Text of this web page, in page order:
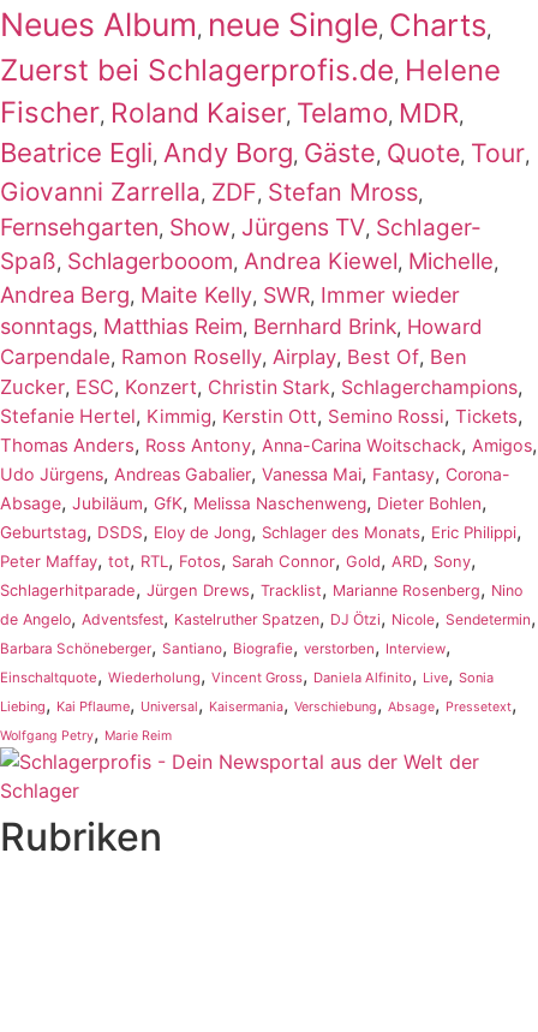
Neues Album, neue Single, Charts,
Zuerst bei Schlagerprofis.de, Helene
Fischer, Roland Kaiser, Telamo, MDR,
Beatrice Egli, Andy Borg, Gäste, Quote, Tour,
Giovanni Zarrella, ZDF, Stefan Mross,
Fernsehgarten, Show, Jürgens TV, Schlager-
Spaß, Schlagerbooom, Andrea Kiewel, Michelle,
Andrea Berg, Maite Kelly, SWR, Immer wieder
sonntags, Matthias Reim, Bernhard Brink, Howard
Carpendale, Ramon Roselly, Airplay, Best Of, Ben
Zucker, ESC, Konzert, Christin Stark, Schlagerchampions,
Stefanie Hertel, Kimmig, Kerstin Ott, Semino Rossi, Tickets,
Thomas Anders, Ross Antony, Anna-Carina Woitschack, Amigos,
Udo Jürgens, Andreas Gabalier, Vanessa Mai, Fantasy, Corona-
Absage, Jubiläum, GfK, Melissa Naschenweng, Dieter Bohlen,
Geburtstag, DSDS, Eloy de Jong, Schlager des Monats, Eric Philippi,
Peter Maffay, tot, RTL , Fotos, Sarah Connor, Gold, ARD, Sony,
Schlagerhitparade, Jürgen Drews, Tracklist, Marianne Rosenberg, Nino
de Angelo, Adventsfest, Kastelruther Spatzen, DJ Ötzi, Nicole, Sendetermin,
Barbara Schöneberger, Santiano, Biografie, verstorben, Interview,
Einschaltquote, Wiederholung, Vincent Gross, Daniela Alfinito, Live, Sonia
Liebing, Kai Pflaume, Universal, Kaisermania, Verschiebung, Absage, Pressetext,
Wolfgang Petry, Marie Reim
Rubriken